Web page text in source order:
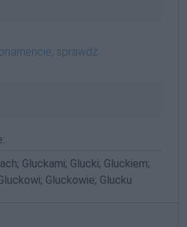
sprawdź
Gluckami; Glucki; Gluckiem;
Gluckowie; Glucku